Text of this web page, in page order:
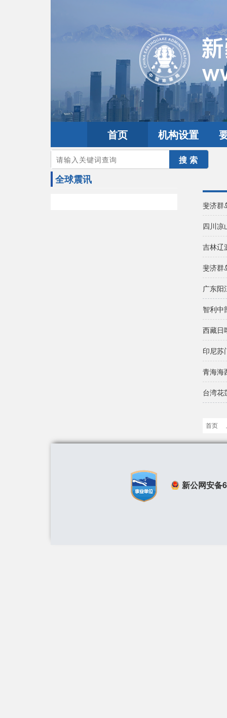
首页 机构设置
您的当前位置：首页>地震频道 全球震讯
全球震讯
斐济群
四川凉
吉林辽
斐济群
广东阳
智利中
西藏日
印尼苏
青海海
台湾花
首页
新公网安备